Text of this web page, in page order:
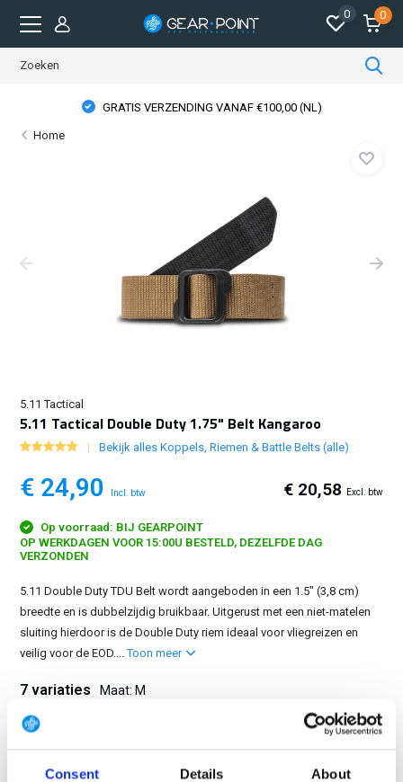
Consent Details About
0 0
GRATIS VERZENDING VANAF €100,00 (NL)
Home
5.11 Tactical
5.11 Tactical Double Duty 1.75" Belt Kangaroo
Bekijk alles Koppels, Riemen & Battle Belts (alle)
€ 24,90 Incl. btw € 20,58 Excl. btw
Op voorraad: BIJ GEARPOINT
OP WERKDAGEN VOOR 15:00U BESTELD, DEZELFDE DAG
VERZONDEN
5.11 Double Duty TDU Belt wordt aangeboden in een 1.5" (3,8 cm)
breedte en is dubbelzijdig bruikbaar. Uitgerust met een niet-matelen
sluiting hierdoor is de Double Duty riem ideaal voor vliegreizen en
veilig voor de EOD....Toon meer
7 variaties Maat: M
4XL